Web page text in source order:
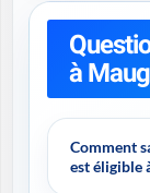
à
Comment
est éligible